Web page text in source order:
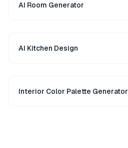
AI Room Generator
AI Kitchen Design
Interior Color Palette Generator